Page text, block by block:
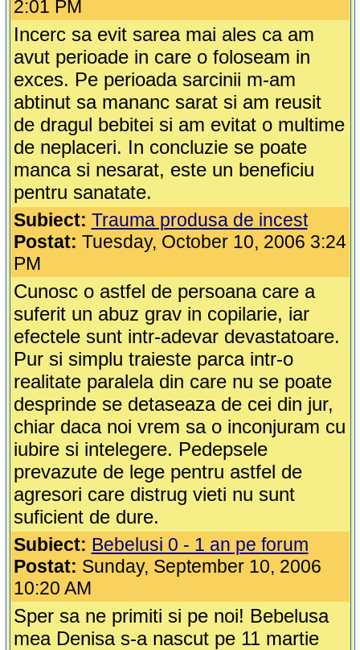
2:01 PM
Incerc sa evit sarea mai ales ca am
avut perioade in care o foloseam in
exces. Pe perioada sarcinii m-am
abtinut sa mananc sarat si am reusit
de dragul bebitei si am evitat o multime
de neplaceri. In concluzie se poate
manca si nesarat, este un beneficiu
pentru sanatate.
Subiect: Trauma produsa de incest
Postat: Tuesday, October 10, 2006 3:24
PM
Cunosc o astfel de persoana care a
suferit un abuz grav in copilarie, iar
efectele sunt intr-adevar devastatoare.
Pur si simplu traieste parca intr-o
realitate paralela din care nu se poate
desprinde se detaseaza de cei din jur,
chiar daca noi vrem sa o inconjuram cu
iubire si intelegere. Pedepsele
prevazute de lege pentru astfel de
agresori care distrug vieti nu sunt
suficient de dure.
Subiect: Bebelusi 0 - 1 an pe forum
Postat: Sunday, September 10, 2006
10:20 AM
Sper sa ne primiti si pe noi! Bebelusa
mea Denisa s-a nascut pe 11 martie